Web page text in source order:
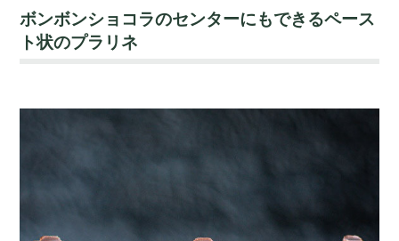
ボンボンショコラのセンターにもできるペース
ト状のプラリネ